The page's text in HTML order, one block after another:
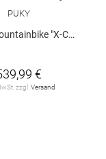
PUKY
"X-COADY 275 SL"
€
zzgl.Versand